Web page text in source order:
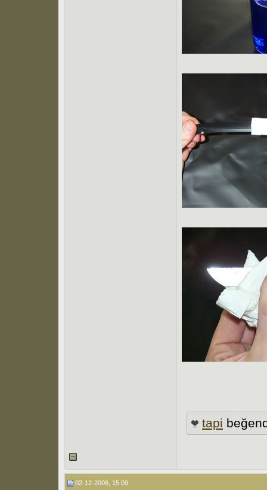
tapi
02-12-2006, 15:09